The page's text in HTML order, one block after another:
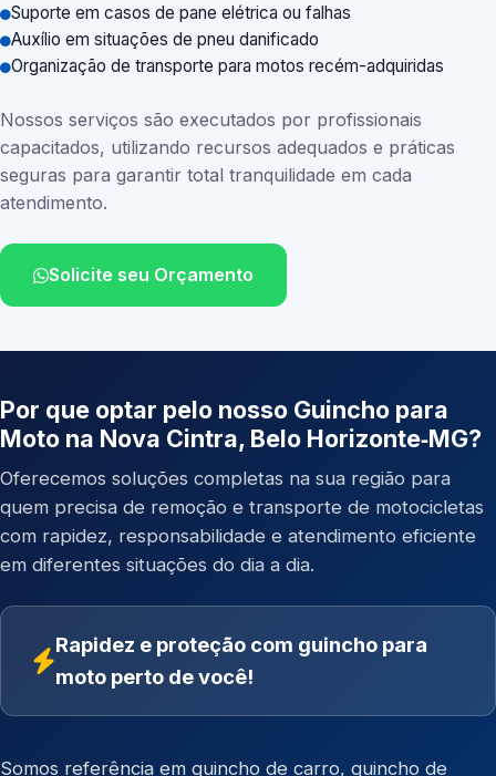
Suporte em casos de pane elétrica ou falhas
Auxílio em situações de pneu danificado
Organização de transporte para motos recém-adquiridas
Nossos serviços são executados por profissionais
capacitados, utilizando recursos adequados e práticas
seguras para garantir total tranquilidade em cada
atendimento.
Solicite seu Orçamento
Por que optar pelo nosso Guincho para
Moto na Nova Cintra, Belo Horizonte‑MG?
Oferecemos soluções completas na sua região para
quem precisa de remoção e transporte de motocicletas
com rapidez, responsabilidade e atendimento eficiente
em diferentes situações do dia a dia.
Rapidez e proteção com guincho para
moto perto de você!
Somos referência em guincho de carro, guincho de